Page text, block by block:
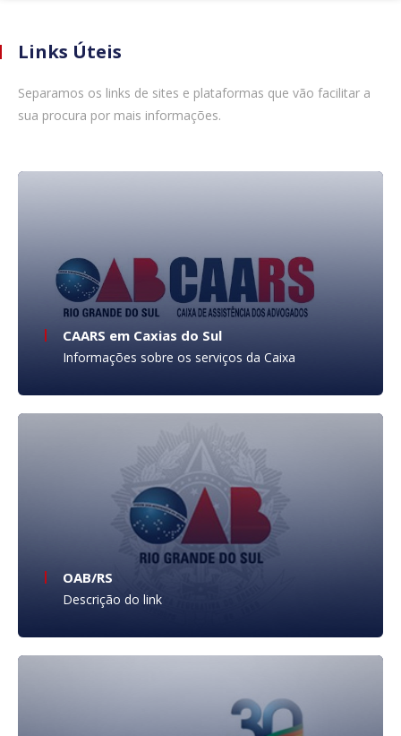
Links Úteis
Separamos os links de sites e plataformas que vão facilitar a
sua procura por mais informações.
CAARS em Caxias do Sul
Informações sobre os serviços da Caixa
OAB/RS
Descrição do link